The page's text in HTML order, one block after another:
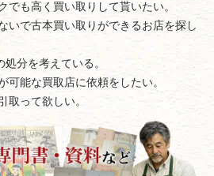
でも高く買い取りして貰いたい。
いで古本買い取りができるお店を探し
分を考えている。
可能な買取店に依頼をしたい。
取って欲しい。